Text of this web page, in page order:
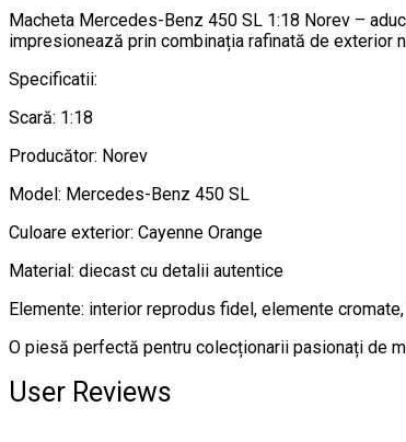
Macheta Mercedes-Benz 450 SL 1:18 Norev –
impresionează prin combinația rafinată de exterior
Specificatii:
Scară: 1:18
Producător: Norev
Model: Mercedes-Benz 450 SL
Culoare exterior: Cayenne Orange
Material: diecast cu detalii autentice
Elemente: interior reprodus fidel, elemente
O piesă perfectă pentru colecționarii pasionați de
User Reviews